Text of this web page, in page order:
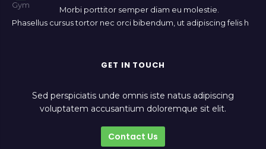
Morbi porttitor semper diam eu molestie.
Phasellus cursus tortor nec orci bibendum, ut adipiscing felis h
GET IN TOUCH
Sed perspiciatis unde omnis iste natus adipiscing
voluptatem accusantium doloremque sit elit.
Contact Us